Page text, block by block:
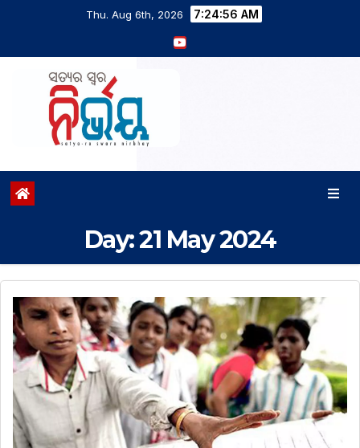
Thu. Aug 6th, 2026 7:24:57 AM
Day:21 May 2024